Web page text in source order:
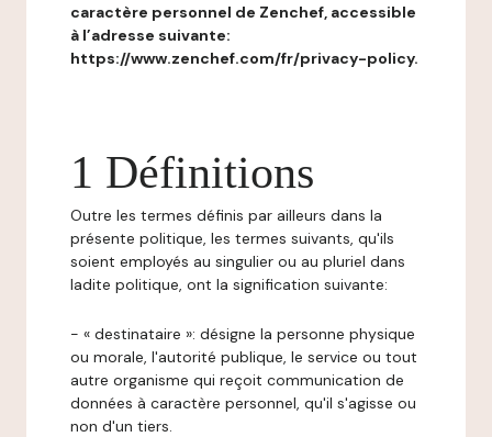
caractère personnel de Zenchef, accessible
à l’adresse suivante:
https://www.zenchef.com/fr/privacy-policy.
1 Définitions
Outre les termes définis par ailleurs dans la
présente politique, les termes suivants, qu'ils
soient employés au singulier ou au pluriel dans
ladite politique, ont la signification suivante:
- « destinataire »: désigne la personne physique
ou morale, l'autorité publique, le service ou tout
autre organisme qui reçoit communication de
données à caractère personnel, qu'il s'agisse ou
non d'un tiers.